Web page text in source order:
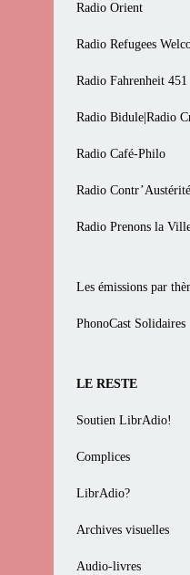
Radio Orient
Radio Refugees
Radio Fahrenheit 451
Radio Bidule|Radio
Radio Café-Philo
Radio Contr’Austérité
Radio Prenons la
Les émissions par
PhonoCast Solidaires
LE RESTE
Soutien LibrAdio!
Complices
LibrAdio?
Archives visuelles
Audio-livres